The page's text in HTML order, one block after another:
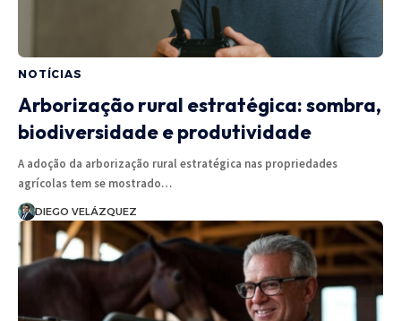
NOTÍCIAS
Arborização rural estratégica: sombra,
biodiversidade e produtividade
A adoção da arborização rural estratégica nas propriedades
agrícolas tem se mostrado…
DIEGO VELÁZQUEZ